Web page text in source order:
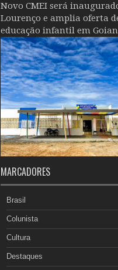
Novo CMEI será
Lourenço e amplia oferta
educação infantil em
MARCADORES
Brasil
Colunista
Cultura
Destaques